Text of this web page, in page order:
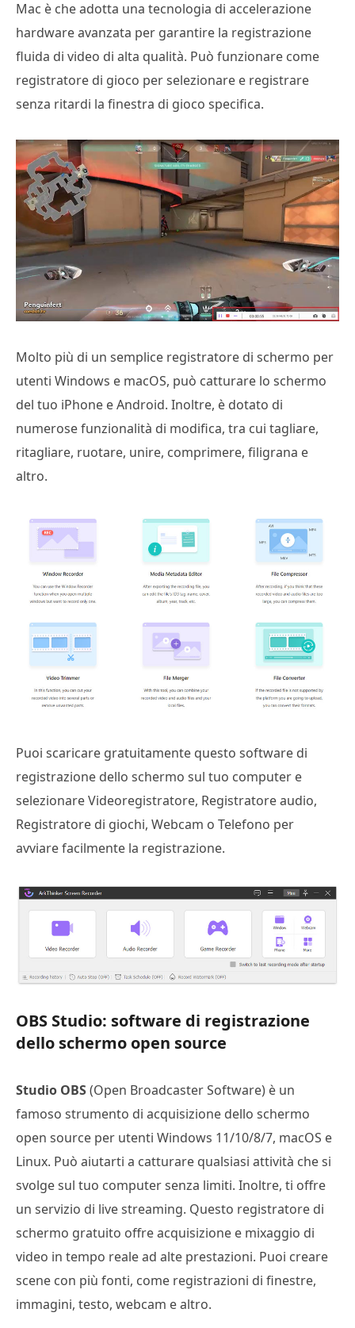
Mac è che adotta una tecnologia di accelerazione
hardware avanzata per garantire la registrazione
fluida di video di alta qualità. Può funzionare come
registratore di gioco per selezionare e registrare
senza ritardi la finestra di gioco specifica.
Molto più di un semplice registratore di schermo per
utenti Windows e macOS, può catturare lo schermo
del tuo iPhone e Android. Inoltre, è dotato di
numerose funzionalità di modifica, tra cui tagliare,
ritagliare, ruotare, unire, comprimere, filigrana e
altro.
Puoi scaricare gratuitamente questo software di
registrazione dello schermo sul tuo computer e
selezionare Videoregistratore, Registratore audio,
Registratore di giochi, Webcam o Telefono per
avviare facilmente la registrazione.
OBS Studio: software di registrazione
dello schermo open source
Studio OBS(Open Broadcaster Software) è un
famoso strumento di acquisizione dello schermo
open source per utenti Windows 11/10/8/7, macOS e
Linux. Può aiutarti a catturare qualsiasi attività che si
svolge sul tuo computer senza limiti. Inoltre, ti offre
un servizio di live streaming. Questo registratore di
schermo gratuito offre acquisizione e mixaggio di
video in tempo reale ad alte prestazioni. Puoi creare
scene con più fonti, come registrazioni di finestre,
immagini, testo, webcam e altro.